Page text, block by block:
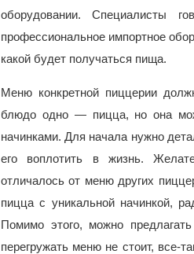
оборудовании. Специалисты
профессиональное импортное
какой будет получаться пища.
Меню конкретной пиццерии
блюдо одно — пицца, но она
начинками. Для начала нужно
его воплотить в жизнь.
отличалось от меню других
пицца с уникальной начинкой,
Помимо этого, можно
перегружать меню не стоит, все-